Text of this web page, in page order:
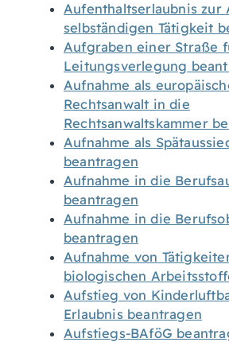
Aufenthaltserlaubnis zur
selbständigen Tätigkeit
Aufgraben einer Straße
Leitungsverlegung
Aufnahme als
Rechtsanwalt in die
Rechtsanwaltskammer
Aufnahme als
beantragen
Aufnahme in die
beantragen
Aufnahme in die
beantragen
Aufnahme von
biologischen
Aufstieg von
Erlaubnis beantragen
Aufstiegs-BAföG